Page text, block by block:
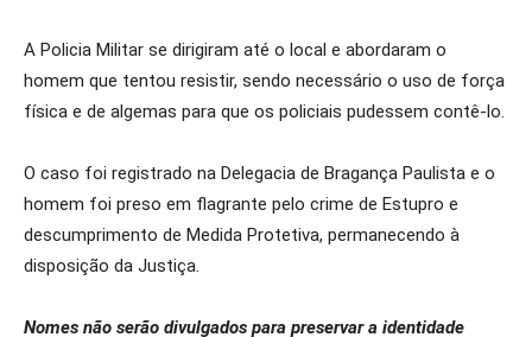
A Policia Militar se dirigiram até o local e abordaram o
homem que tentou resistir, sendo necessário o uso de força
física e de algemas para que os policiais pudessem contê-lo.
O caso foi registrado na Delegacia de Bragança Paulista e o
homem foi preso em flagrante pelo crime de Estupro e
descumprimento de Medida Protetiva, permanecendo à
disposição da Justiça.
Nomes não serão divulgados para preservar a identidade